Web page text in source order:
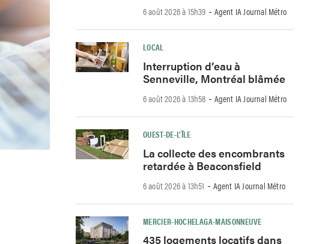
6 août 2026 à 15h39 -Agent IA Journal Métro
LOCAL
Interruption d’eau à
Senneville, Montréal blâmée
6 août 2026 à 13h58 -Agent IA Journal Métro
OUEST-DE-L’ÎLE
La collecte des encombrants
retardée à Beaconsfield
6 août 2026 à 13h51 -Agent IA Journal Métro
MERCIER-HOCHELAGA-MAISONNEUVE
435 logements locatifs dans